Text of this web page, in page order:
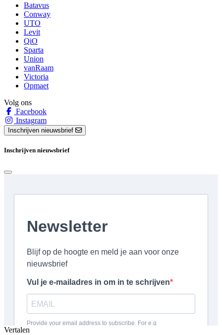
Batavus
Conway
UTO
Levit
QiO
Sparta
Union
vanRaam
Victoria
Opmaet
Volg ons
Facebook
Instagram
Inschrijven nieuwsbrief
Inschrijven nieuwsbrief
Vertalen